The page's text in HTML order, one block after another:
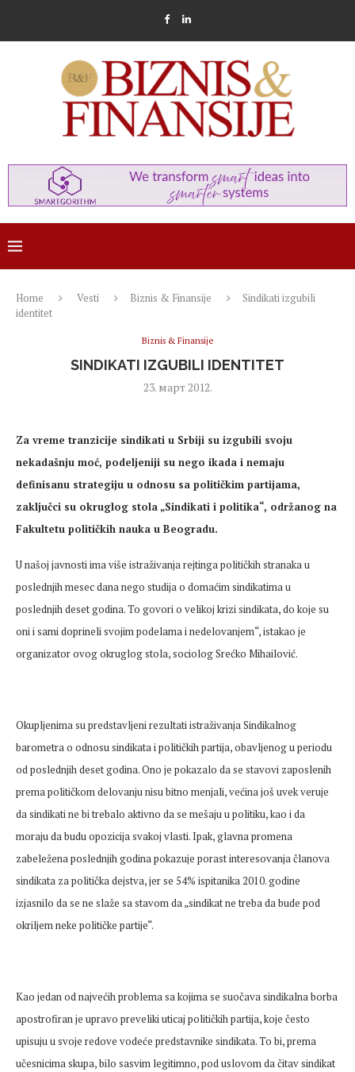
Home Vesti Biznis & Finansije
Sindikati izgubili
identitet
Biznis & Finansije
SINDIKATI IZGUBILI IDENTITET
23. март 2012.
Za vreme tranzicije sindikati u Srbiji su izgubili svoju
nekadašnju moć, podeljeniji su nego ikada i nemaju
definisanu strategiju u odnosu sa političkim partijama,
zaključci su okruglog stola „Sindikati i politika“, održanog na
Fakultetu političkih nauka u Beogradu.
U našoj javnosti ima više istraživanja rejtinga političkih stranaka u
poslednjih mesec dana nego studija o domaćim sindikatima u
poslednjih deset godina. To govori o velikoj krizi sindikata, do koje su
oni i sami doprineli svojim podelama i nedelovanjem“, istakao je
organizator ovog okruglog stola, sociolog Srećko Mihailović.
Okupljenima su predstavljeni rezultati istraživanja Sindikalnog
barometra o odnosu sindikata i političkih partija, obavljenog u periodu
od poslednjih deset godina. Ono je pokazalo da se stavovi zaposlenih
prema političkom delovanju nisu bitno menjali, većina još uvek veruje
da sindikati ne bi trebalo aktivno da se mešaju u politiku, kao i da
moraju da budu opozicija svakoj vlasti. Ipak, glavna promena
zabeležena poslednjih godina pokazuje porast interesovanja članova
sindikata za politička dejstva, jer se 54% ispitanika 2010. godine
izjasnilo da se ne slaže sa stavom da „sindikat ne treba da bude pod
okriljem neke političke partije“.
Kao jedan od najvećih problema sa kojima se suočava sindikalna borba
apostrofiran je upravo preveliki uticaj političkih partija, koje često
upisuju u svoje redove vodeće predstavnike sindikata. To bi, prema
učesnicima skupa, bilo sasvim legitimno, pod uslovom da čitav sindikat